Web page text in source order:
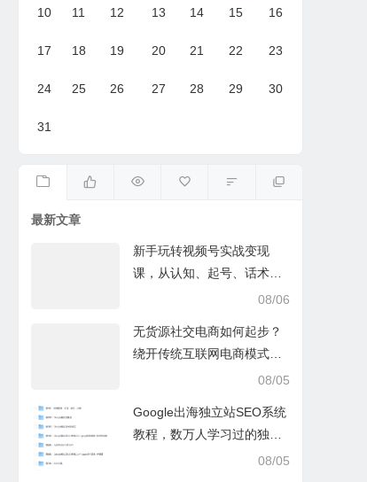
10 11 12 13 14 15 16
17 18 19 20 21 22 23
24 25 26 27 28 29 30
31
最新文章
新手玩转视频号实战变现
课，从认知、起号、话术、
选品、开播到投放的全链路
08/06
无货源社交电商如何起步？
绕开传统互联网电商模式撒
豆成兵，实现跨平台交易实
08/05
Google出海独立站SEO系统
教程，数万人学习过的独立
08/05